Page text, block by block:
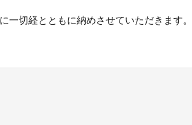
一切経とともに納めさせていただきます。